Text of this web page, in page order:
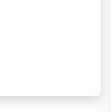
de elegância,
Tudo o que Você